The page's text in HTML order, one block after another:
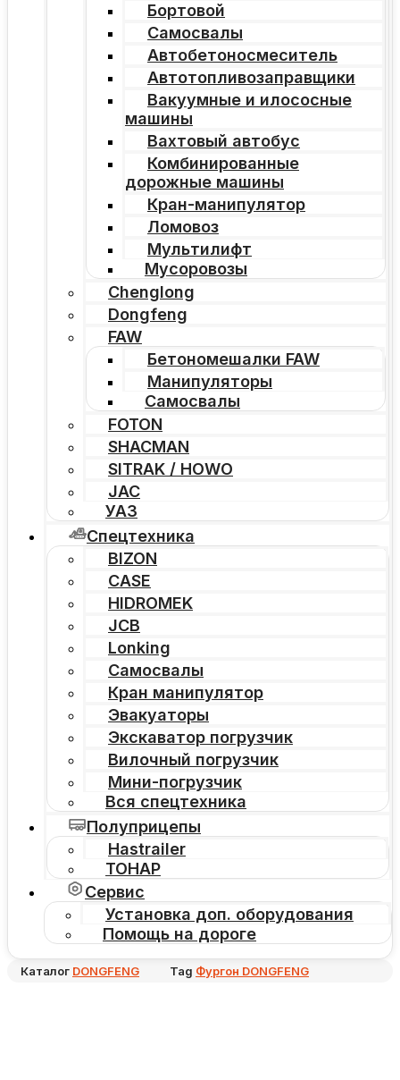
Бортовой
Самосвалы
Автобетоносмеситель
Автотопливозаправщики
Вакуумные и илососные
машины
Вахтовый автобус
Комбинированные
дорожные машины
Кран-манипулятор
Ломовоз
Мультилифт
Мусоровозы
Chenglong
Dongfeng
FAW
Бетономешалки FAW
Манипуляторы
Самосвалы
FOTON
SHACMAN
SITRAK / HOWO
JAC
УАЗ
Спецтехника
BIZON
CASE
HIDROMEK
JCB
Lonking
Самосвалы
Кран манипулятор
Эвакуаторы
Экскаватор погрузчик
Вилочный погрузчик
Мини-погрузчик
Вся спецтехника
Полуприцепы
Hastrailer
ТОНАР
Сервис
Установка доп. оборудования
Помощь на дороге
Каталог DONGFENG Tag Фургон DONGFENG